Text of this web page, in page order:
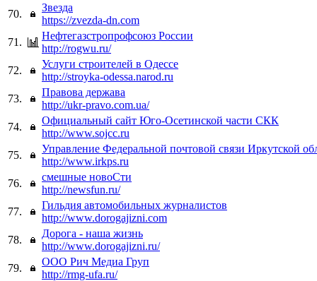
70.
Звезда
https://zvezda-dn.com
71.
Нефтегазстропрофсоюз России
http://rogwu.ru/
72.
Услуги строителей в Одессе
http://stroyka-odessa.narod.ru
73.
Правова держава
http://ukr-pravo.com.ua/
74.
Официальный сайт Юго-Осетинcкой части СКК
http://www.sojcc.ru
75.
Управление Федеральной почтовой связи Иркутской
http://www.irkps.ru
76.
смешные новоСти
http://newsfun.ru/
77.
Гильдия автомобильных журналистов
http://www.dorogajizni.com
78.
Дорога - наша жизнь
http://www.dorogajizni.ru/
79.
ООО Рич Медиа Груп
http://rmg-ufa.ru/